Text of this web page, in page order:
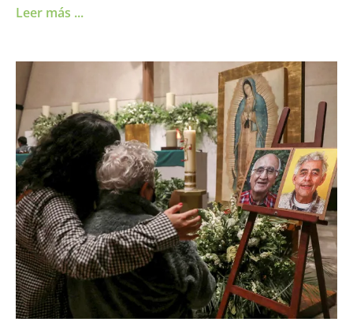
Leer más ...